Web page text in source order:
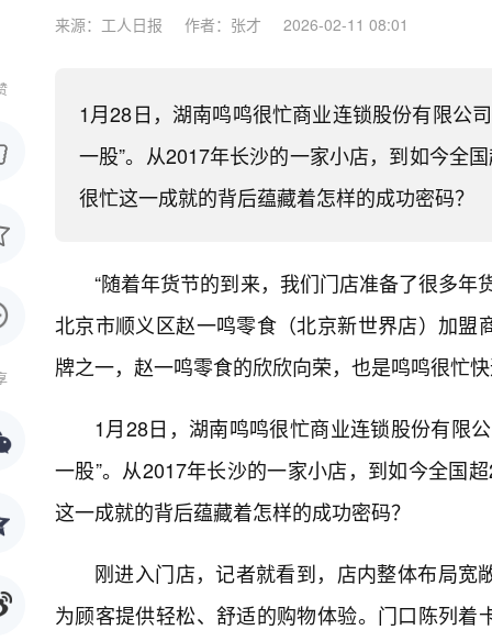
来源：工人日报 作者：张才 2026-02-11 08:01
1月28日，湖南鸣鸣很忙商业连锁股份有限公
一股”。从2017年长沙的一家小店，到如今全
很忙这一成就的背后蕴藏着怎样的成功密码？
“随着年货节的到来，我们门店准备了很多
北京市顺义区赵一鸣零食（北京新世界店）加
牌之一，赵一鸣零食的欣欣向荣，也是鸣鸣很忙
1月28日，湖南鸣鸣很忙商业连锁股份有限
一股”。从2017年长沙的一家小店，到如今全国
这一成就的背后蕴藏着怎样的成功密码？
刚进入门店，记者就看到，店内整体布局
为顾客提供轻松、舒适的购物体验。门口陈列